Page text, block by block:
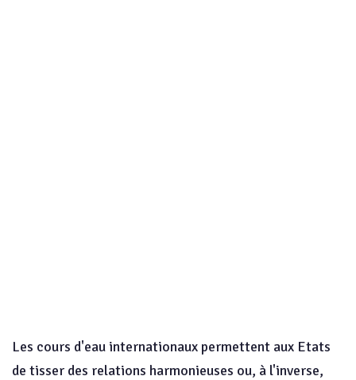
Les cours d'eau internationaux permettent aux Etats
de tisser des relations harmonieuses ou, à l'inverse,